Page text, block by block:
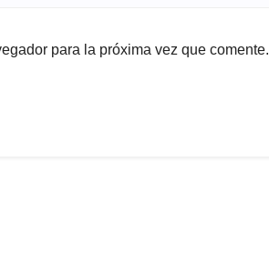
para la próxima vez que comente.